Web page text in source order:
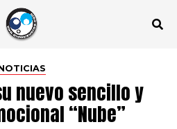
nuevo sencillo y
“Nube”